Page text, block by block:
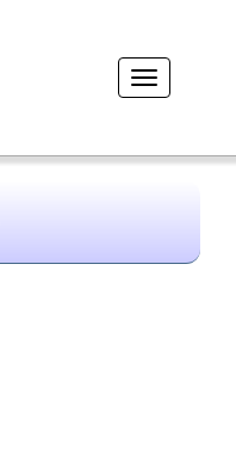
Desplegar
navegación